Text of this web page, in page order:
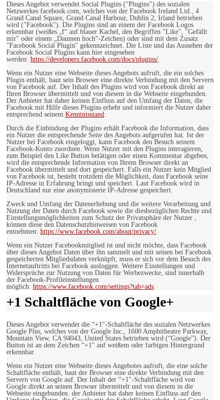
Dieses Angebot verwendet Social Plugins ("Plugins") des sozialen
Netzwerkes facebook.com, welches von der Facebook Ireland Ltd., 4
Grand Canal Square, Grand Canal Harbour, Dublin 2, Irland betrieben
wird ("Facebook"). Die Plugins sind an einem der Facebook Logos
erkennbar (weißes „f“ auf blauer Kachel, den Begriffen "Like", "Gefällt
mir" oder einem „Daumen hoch“-Zeichen) oder sind mit dem Zusatz
"Facebook Social Plugin" gekennzeichnet. Die Liste und das Aussehen der
Facebook Social Plugins kann hier eingesehen
werden: https://developers.facebook.com/docs/plugins/.
Wenn ein Nutzer eine Webseite dieses Angebots aufruft, die ein solches
Plugin enthält, baut sein Browser eine direkte Verbindung mit den Servern
von Facebook auf. Der Inhalt des Plugins wird von Facebook direkt an
Ihren Browser übermittelt und von diesem in die Webseite eingebunden.
Der Anbieter hat daher keinen Einfluss auf den Umfang der Daten, die
Facebook mit Hilfe dieses Plugins erhebt und informiert die Nutzer daher
entsprechend seinem Kenntnisstand:
Durch die Einbindung der Plugins erhält Facebook die Information, dass
ein Nutzer die entsprechende Seite des Angebots aufgerufen hat. Ist der
Nutzer bei Facebook eingeloggt, kann Facebook den Besuch seinem
Facebook-Konto zuordnen. Wenn Nutzer mit den Plugins interagieren,
zum Beispiel den Like Button betätigen oder einen Kommentar abgeben,
wird die entsprechende Information von Ihrem Browser direkt an
Facebook übermittelt und dort gespeichert. Falls ein Nutzer kein Mitglied
von Facebook ist, besteht trotzdem die Möglichkeit, dass Facebook seine
IP-Adresse in Erfahrung bringt und speichert. Laut Facebook wird in
Deutschland nur eine anonymisierte IP-Adresse gespeichert.
Zweck und Umfang der Datenerhebung und die weitere Verarbeitung und
Nutzung der Daten durch Facebook sowie die diesbezüglichen Rechte und
Einstellungsmöglichkeiten zum Schutz der Privatsphäre der Nutzer ,
können diese den Datenschutzhinweisen von Facebook
entnehmen: https://www.facebook.com/about/privacy/.
Wenn ein Nutzer Facebookmitglied ist und nicht möchte, dass Facebook
über dieses Angebot Daten über ihn sammelt und mit seinen bei Facebook
gespeicherten Mitgliedsdaten verknüpft, muss er sich vor dem Besuch des
Internetauftritts bei Facebook ausloggen. Weitere Einstellungen und
Widersprüche zur Nutzung von Daten für Werbezwecke, sind innerhalb
der Facebook-Profileinstellungen
möglich: https://www.facebook.com/settings?tab=ads.
+1 Schaltfläche von Google+
Dieses Angebot verwendet die “+1″-Schaltfläche des sozialen Netzwerkes
Google Plus, welches von der Google Inc., 1600 Amphitheatre Parkway,
Mountain View, CA 94043, United States betrieben wird (“Google”). Der
Button ist an dem Zeichen “+1″ auf weißem oder farbigen Hintergrund
erkennbar.
Wenn ein Nutzer eine Webseite dieses Angebotes aufruft, die eine solche
Schaltfläche enthält, baut der Browser eine direkte Verbindung mit den
Servern von Google auf. Der Inhalt der “+1″-Schaltfläche wird von
Google direkt an seinen Browser übermittelt und von diesem in die
Webseite eingebunden. der Anbieter hat daher keinen Einfluss auf den